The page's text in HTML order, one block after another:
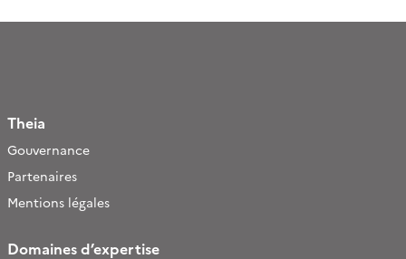
Theia
Gouvernance
Partenaires
Mentions légales
Domaines d’expertise